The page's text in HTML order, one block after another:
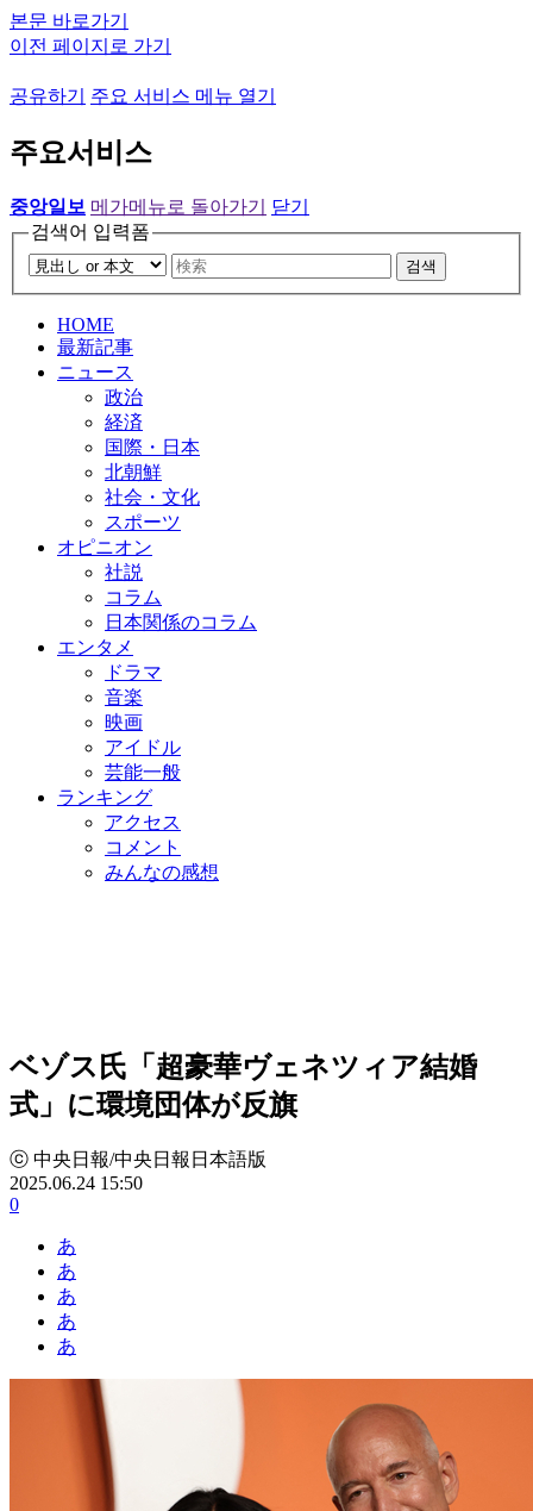
본문 바로가기
이전 페이지로 가기
공유하기 주요 서비스 메뉴 열기
주요서비스
중앙일보 메가메뉴로 돌아가기
닫기
검색어 입력폼
검색
HOME
最新記事
ニュース
政治
経済
国際・日本
北朝鮮
社会・文化
スポーツ
オピニオン
社説
コラム
日本関係のコラム
エンタメ
ドラマ
音楽
映画
アイドル
芸能一般
ランキング
アクセス
コメント
みんなの感想
ベゾス氏「超豪華ヴェネツィア結婚
式」に環境団体が反旗
ⓒ 中央日報/中央日報日本語版
2025.06.24 15:50
0
あ
あ
あ
あ
あ